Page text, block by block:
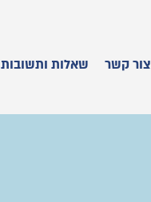
צור קשר שאלות ותשובות